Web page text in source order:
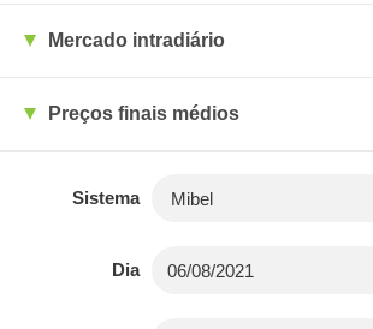
Mercado intradiário
Preços finais médios
Sistema
Dia